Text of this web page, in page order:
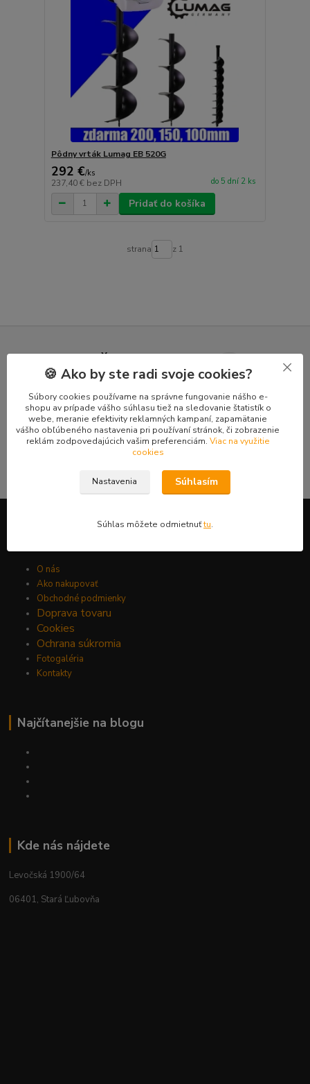
Pôdny vrták Lumag EB 520G
292 €/ks
237,40 € bez DPH do 5 dní 2 ks
Pridať do košíka
strana z 1
Nepremeškajte novinky, akcie a
zľavy!
Prihlásiť sa
spracovaním osobných údajov
Môžete sa kedykoľvek odhlásiť. Zasielame raz za 14 dní.
O nás
Ako nakupovať
Obchodné podmienky
Doprava tovaru
Cookies
Ochrana súkromia
Fotogaléria
Kontakty
Najčítanejšie na blogu
Kde nás nájdete
Levočská 1900/64
06401, Stará Ľubovňa
🍪 Ako by ste radi svoje cookies?
Súbory cookies používame na správne fungovanie nášho e-
shopu av prípade vášho súhlasu tiež na sledovanie štatistík o
webe, meranie efektivity reklamných kampaní, zapamätanie
vášho obľúbeného nastavenia pri používaní stránok, či zobrazenie
reklám zodpovedajúcich vašim preferenciám. Viac na využitie
cookies
Nastavenia Súhlasím
Súhlas môžete odmietnuťtu.